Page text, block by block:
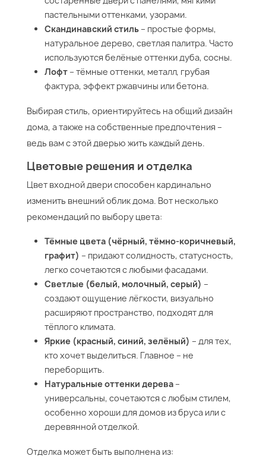
пастельными оттенками, узорами.
Скандинавский стиль – простые формы,
натуральное дерево, светлая палитра. Часто
используются белёные оттенки дуба, сосны.
Лофт – тёмные оттенки, металл, грубая
фактура, эффект ржавчины или бетона.
Выбирая стиль, ориентируйтесь на общий дизайн
дома, а также на собственные предпочтения –
ведь вам с этой дверью жить каждый день.
Цветовые решения и отделка
Цвет входной двери способен кардинально
изменить внешний облик дома. Вот несколько
рекомендаций по выбору цвета:
Тёмные цвета (чёрный, тёмно-коричневый,
графит) – придают солидность, статусность,
легко сочетаются с любыми фасадами.
Светлые (белый, молочный, серый) –
создают ощущение лёгкости, визуально
расширяют пространство, подходят для
тёплого климата.
Яркие (красный, синий, зелёный) – для тех,
кто хочет выделиться. Главное – не
переборщить.
Натуральные оттенки дерева –
универсальны, сочетаются с любым стилем,
особенно хороши для домов из бруса или с
деревянной отделкой.
Отделка может быть выполнена из: